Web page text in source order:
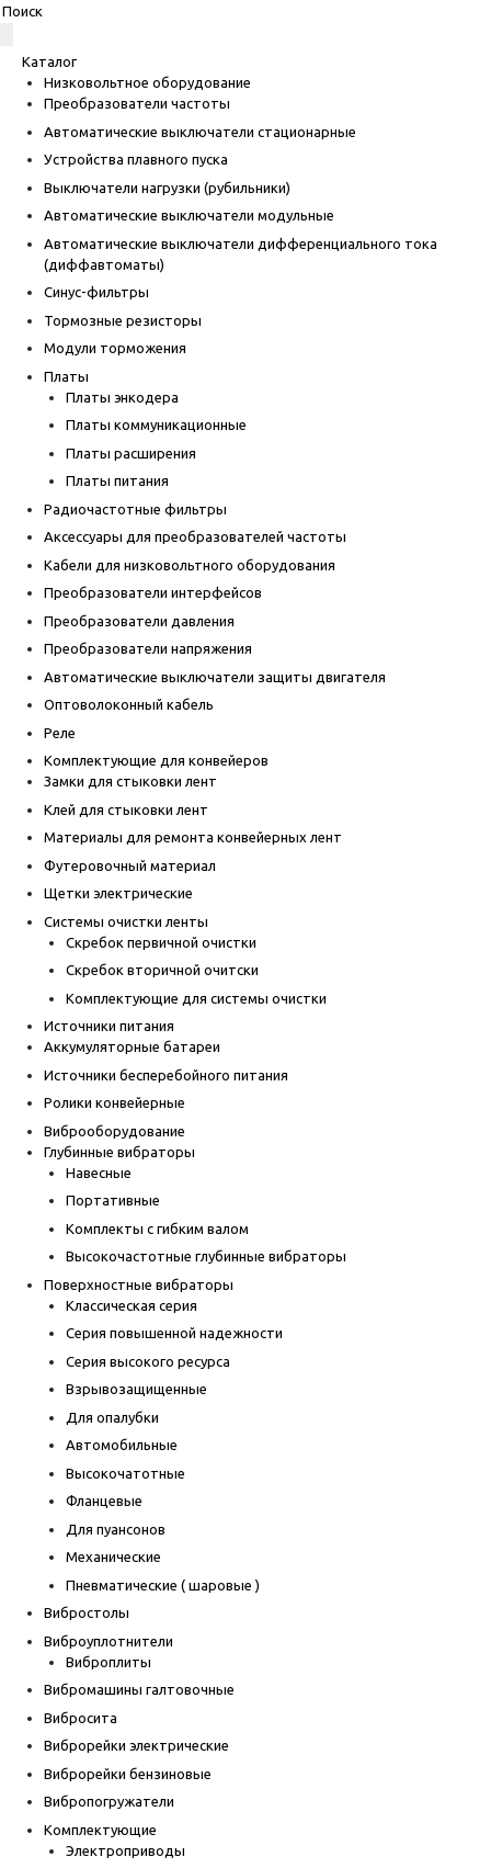
Каталог
Низковольтное оборудование
Преобразователи частоты
Автоматические выключатели стационарные
Устройства плавного пуска
Выключатели нагрузки (рубильники)
Автоматические выключатели модульные
Автоматические выключатели дифференциального тока
(диффавтоматы)
Синус-фильтры
Тормозные резисторы
Модули торможения
Платы
Платы энкодера
Платы коммуникационные
Платы расширения
Платы питания
Радиочастотные фильтры
Аксессуары для преобразователей частоты
Кабели для низковольтного оборудования
Преобразователи интерфейсов
Преобразователи давления
Преобразователи напряжения
Автоматические выключатели защиты двигателя
Оптоволоконный кабель
Реле
Комплектующие для конвейеров
Замки для стыковки лент
Клей для стыковки лент
Материалы для ремонта конвейерных лент
Футеровочный материал
Щетки электрические
Системы очистки ленты
Скребок первичной очистки
Скребок вторичной очитски
Комплектующие для системы очистки
Источники питания
Аккумуляторные батареи
Источники бесперебойного питания
Ролики конвейерные
Виброоборудование
Глубинные вибраторы
Навесные
Портативные
Комплекты с гибким валом
Высокочастотные глубинные вибраторы
Поверхностные вибраторы
Классическая серия
Серия повышенной надежности
Серия высокого ресурса
Взрывозащищенные
Для опалубки
Автомобильные
Высокочатотные
Фланцевые
Для пуансонов
Механические
Пневматические ( шаровые )
Вибростолы
Виброуплотнители
Виброплиты
Вибромашины галтовочные
Вибросита
Виброрейки электрические
Виброрейки бензиновые
Вибропогружатели
Комплектующие
Электроприводы